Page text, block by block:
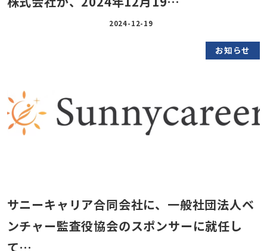
2024-12-19
お知らせ
サニーキャリア合同会社に、一般社団法人ベ
ンチャー監査役協会のスポンサーに就任し
て…